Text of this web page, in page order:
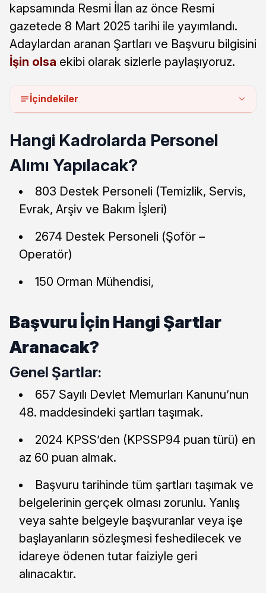
kapsamında Resmi İlan az önce Resmi
gazetede 8 Mart 2025 tarihi ile yayımlandı.
Adaylardan aranan Şartları ve Başvuru bilgisini
İşin olsa ekibi olarak sizlerle paylaşıyoruz.
İçindekiler
Hangi Kadrolarda Personel
Alımı Yapılacak?
803 Destek Personeli (Temizlik, Servis,
Evrak, Arşiv ve Bakım İşleri)
2674 Destek Personeli (Şoför –
Operatör)
150 Orman Mühendisi,
Başvuru İçin Hangi Şartlar
Aranacak?
Genel Şartlar:
657 Sayılı Devlet Memurları Kanunu’nun
48. maddesindeki şartları taşımak.
2024 KPSS’den (KPSSP94 puan türü) en
az 60 puan almak.
Başvuru tarihinde tüm şartları taşımak ve
belgelerinin gerçek olması zorunlu. Yanlış
veya sahte belgeyle başvuranlar veya işe
başlayanların sözleşmesi feshedilecek ve
idareye ödenen tutar faiziyle geri
alınacaktır.